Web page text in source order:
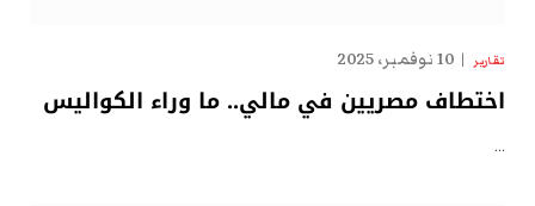
تقارير 10 نوفمبر، 2025
اختطاف مصريين في مالي.. ما وراء الكواليس
…